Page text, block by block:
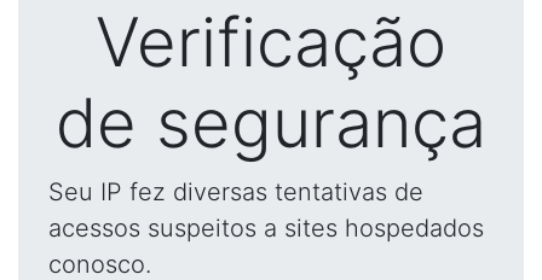
Verificação
de segurança
Seu IP fez diversas tentativas de
acessos suspeitos a sites hospedados
conosco.